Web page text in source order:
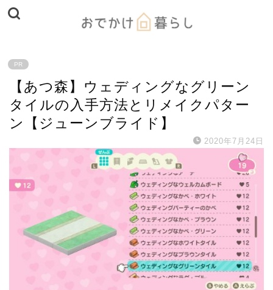
PR
【あつ森】ウェディングなグリーン
タイルの入手方法とリメイクパター
ン【ジューンブライド】
2020年7月24日